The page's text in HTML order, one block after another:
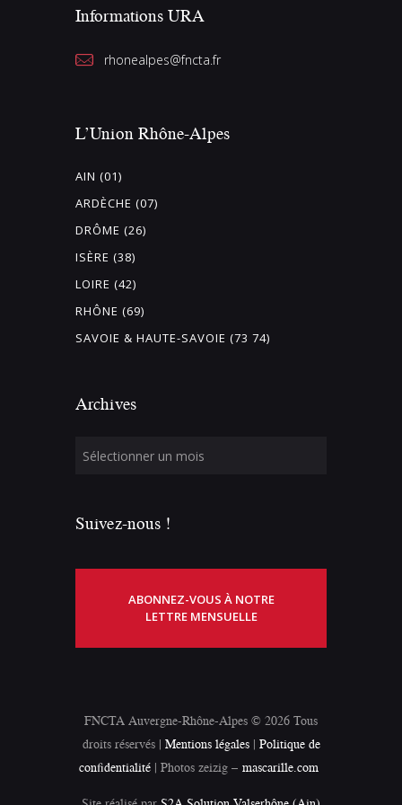
Informations URA
rhonealpes@fncta.fr
L’Union Rhône-Alpes
AIN (01)
ARDÈCHE (07)
DRÔME (26)
ISÈRE (38)
LOIRE (42)
RHÔNE (69)
SAVOIE & HAUTE-SAVOIE (73 74)
Archives
Suivez-nous !
ABONNEZ-VOUS À NOTRE
LETTRE MENSUELLE
FNCTA Auvergne-Rhône-Alpes © 2026 Tous
droits réservés | Mentions légales| Politique de
confidentialité | Photos zeizig – mascarille.com